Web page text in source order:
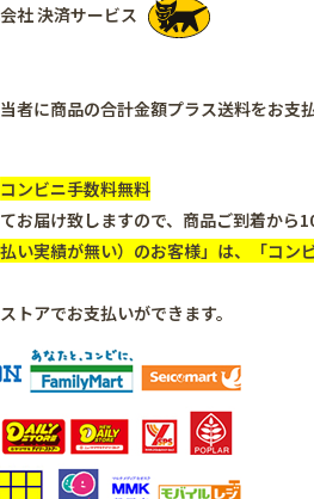
社 決済サービス
者に商品の合計金額プラス送料をお
コンビニ手数料無料
お届け致しますので、商品ご到着から
い実績が無い）のお客様」は、「コン
トアでお支払いができます。